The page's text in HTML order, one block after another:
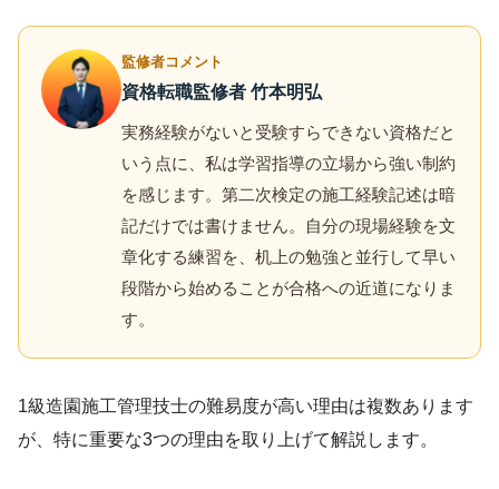
監修者コメント
資格転職監修者 竹本明弘
実務経験がないと受験すらできない資格だと
いう点に、私は学習指導の立場から強い制約
を感じます。第二次検定の施工経験記述は暗
記だけでは書けません。自分の現場経験を文
章化する練習を、机上の勉強と並行して早い
段階から始めることが合格への近道になりま
す。
1級造園施工管理技士の難易度が高い理由は複数あります
が、特に重要な3つの理由を取り上げて解説します。